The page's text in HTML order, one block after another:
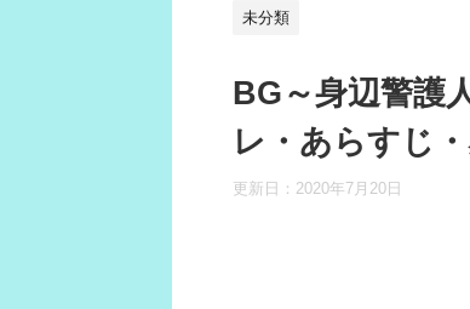
未分類
BG～身辺警護
レ・あらすじ
更新日： 2020年7月20日